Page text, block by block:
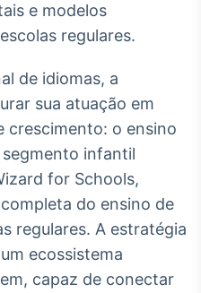
e telas
Curadoria
Curadoria de
conteúdos
Broadcast
Radar
Monitoramento
notícias e
e modelos
regulares.
de idiomas, a
sua atuação em
crescimento: o ensino
infantil
for Schools,
do ensino de
regulares. A estratégia
ecossistema
capaz de conectar